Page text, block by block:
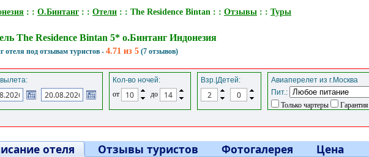
: : О.Бинтанг : : Отели : : The Residence Bintan : : Отзывы : : Туры
The Residence Bintan 5* о.Бинтанг Индонезия
отеля под отзывам туристов - 4.71 из 5 (7 отзывов)
Кол-во ночей:
от
до
Взр.|Детей:
Авиаперелет из г.Москва
Пит.:
Только чартеры
Гарантия
отеля Отзывы туристов Фотогалерея Цена